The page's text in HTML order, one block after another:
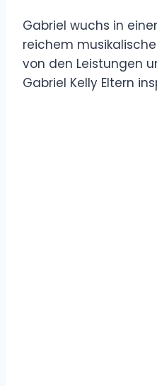
Gabriel wuchs in
reichem
von den Leistungen
Gabriel Kelly Eltern